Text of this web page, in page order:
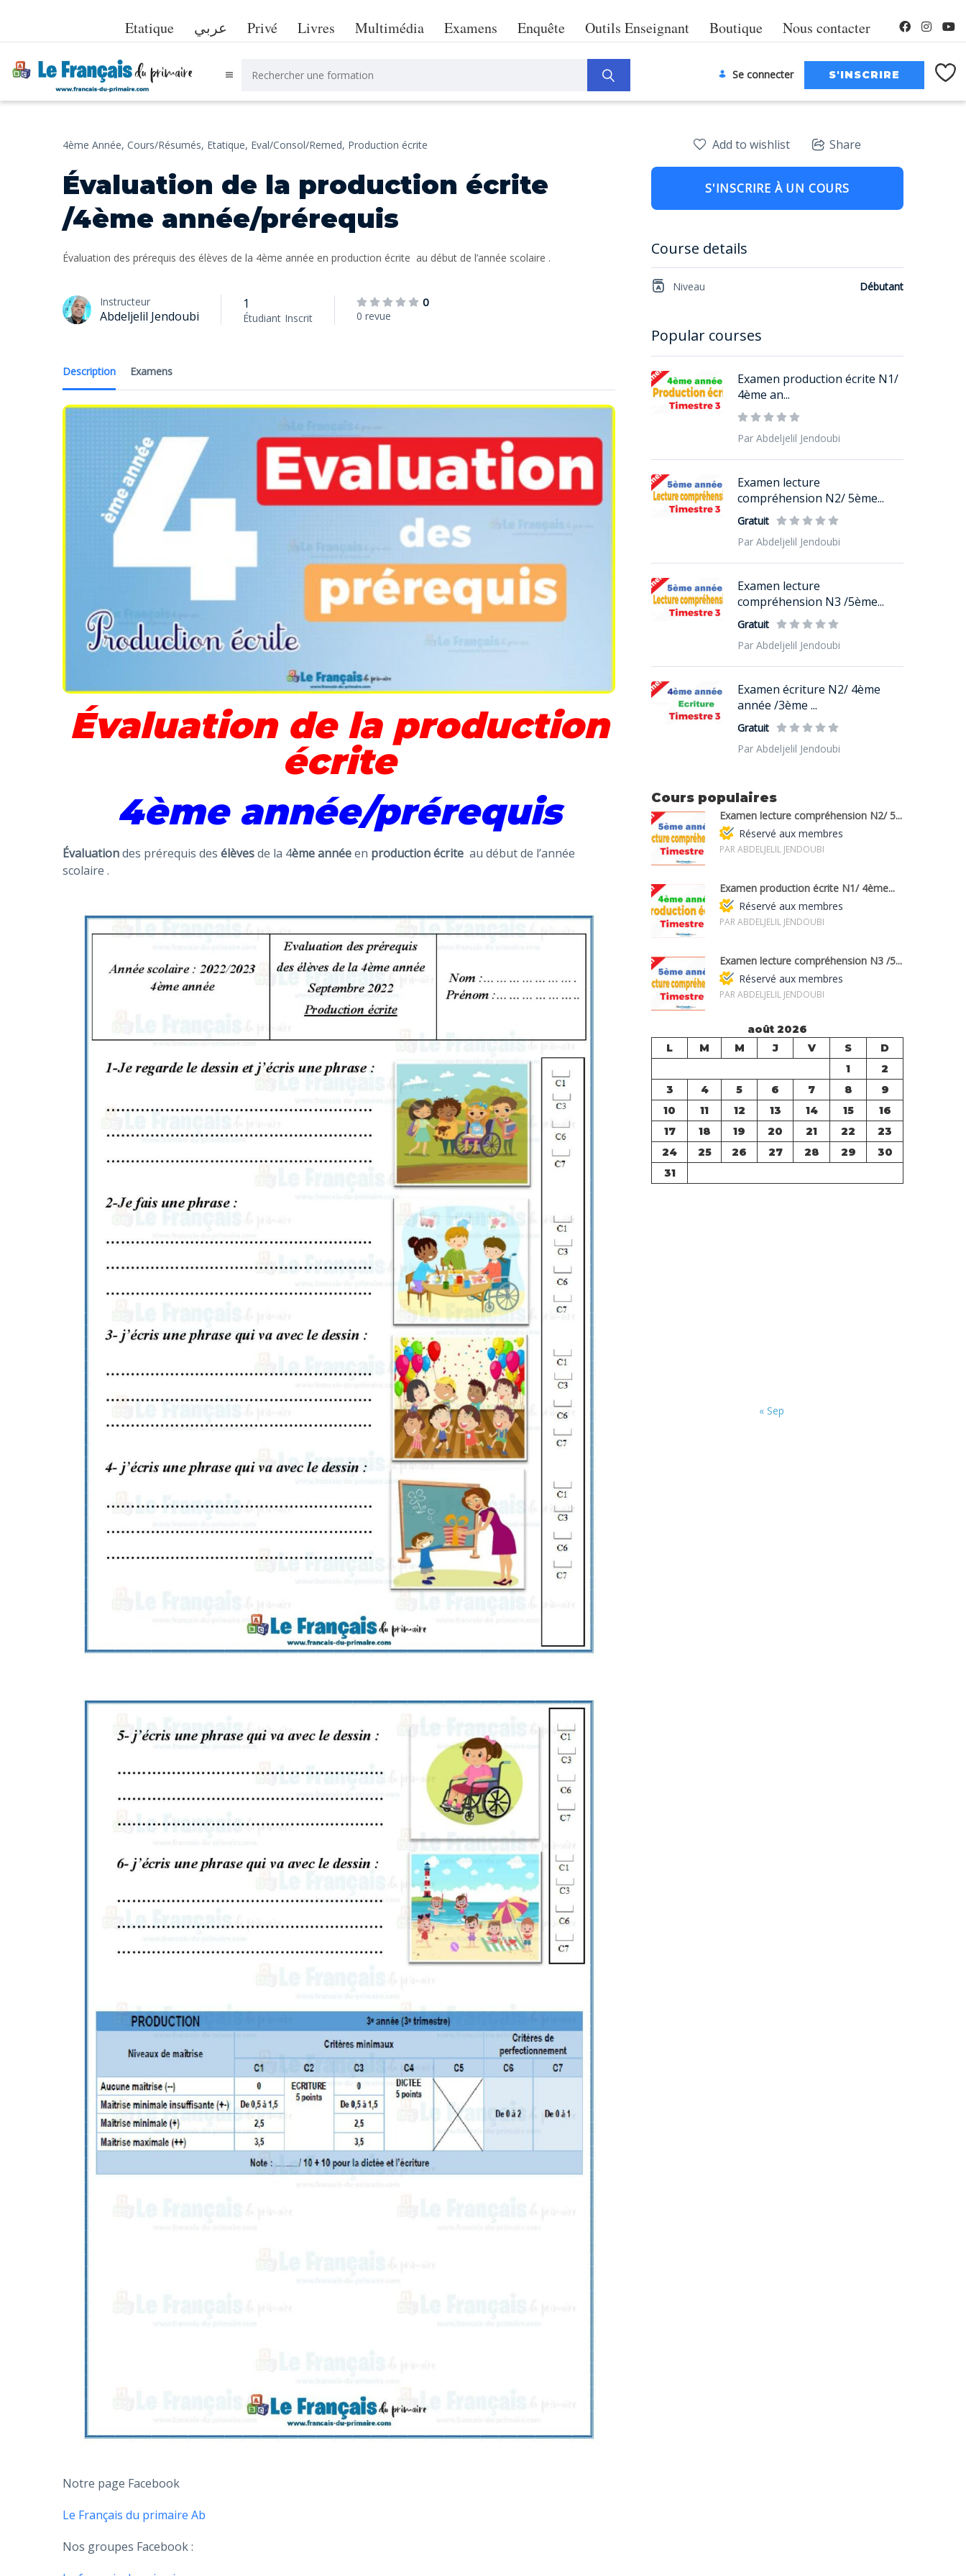
Etatique عربي Privé Livres Multimédia Examens Enquête Outils Enseignant Boutique Nous contacter
Se connecter
4ème Année, Cours/Résumés, Etatique, Eval/Consol/Remed, Production écrite
Évaluation de la production écrite
/4ème année/prérequis
Évaluation des prérequis des élèves de la 4ème année en production écrite au début de l’année scolaire .
Instructeur
Abdeljelil Jendoubi
1
Étudiant Inscrit
0
0 revue
Description Examens
Évaluation de la production
écrite
4ème année/prérequis
Évaluationdes prérequis des élèvesde la 4ème annéeen production écrite au début de l’année
scolaire .
Notre page Facebook
Le Français du primaire Ab
Nos groupes Facebook :
Add to wishlist Share
S'INSCRIRE À UN COURS
Course details
Niveau Débutant
Popular courses
Examen production écrite N1/
4ème an...
Par Abdeljelil Jendoubi
Examen lecture
compréhension N2/ 5ème...
Gratuit
Par Abdeljelil Jendoubi
Examen lecture
compréhension N3 /5ème...
Gratuit
Par Abdeljelil Jendoubi
Examen écriture N2/ 4ème
année /3ème ...
Gratuit
Par Abdeljelil Jendoubi
Cours populaires
Examen lecture compréhension N2/ 5...
Réservé aux membres
PAR ABDELJELIL JENDOUBI
Examen production écrite N1/ 4ème...
Réservé aux membres
PAR ABDELJELIL JENDOUBI
Examen lecture compréhension N3 /5...
Réservé aux membres
PAR ABDELJELIL JENDOUBI
août 2026
L
M M J V S
D
1
2
3
4 5 6 7 8
9
10
11 12 13 14 15
16
17
18 19 20 21 22
23
24
25 26 27 28 29
30
31
« Sep